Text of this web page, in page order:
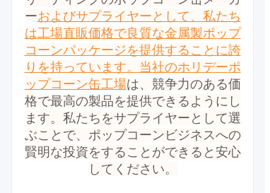
ーおよびサプライヤーとして、私たち
は工場直販価格で良質な金属製ポップ
コーンパッケージを提供することに誇
りを持っています。当社のホリデーポ
ップコーン缶工場は、競争力のある価
格で最高の製品を提供できるようにし
ます。 私たちをサプライヤーとして選
ぶことで、ポップコーンビジネスへの
賢明な投資をすることができると安心
してください。